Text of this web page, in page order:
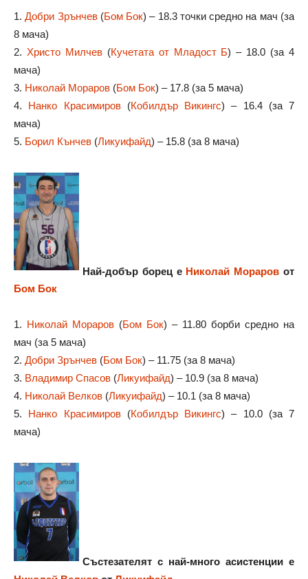
1.Добри Зрънчев(Бом Бок) – 18.3 точки средно на мач (за
8 мача)
2. Христо Милчев(Кучетата от Младост Б) – 18.0 (за 4
мача)
3. Николай Мораров (Бом Бок) – 17.8 (за 5 мача)
4. Нанко Красимиров(Кобилдър Викингс) – 16.4 (за 7
мача)
5. Борил Кънчев (Ликуифайд) – 15.8 (за 8 мача)
Най-добър борец е Николай Мораров от
Бом Бок
1. Николай Мораров (Бом Бок) – 11.80 борби средно на
мач (за 5 мача)
2. Добри Зрънчев (Бом Бок) – 11.75 (за 8 мача)
3. Владимир Спасов (Ликуифайд) – 10.9 (за 8 мача)
4. Николай Велков (Ликуифайд) – 10.1 (за 8 мача)
5. Нанко Красимиров(Кобилдър Викингс) – 10.0 (за 7
мача)
Състезателят с най-много асистенции е